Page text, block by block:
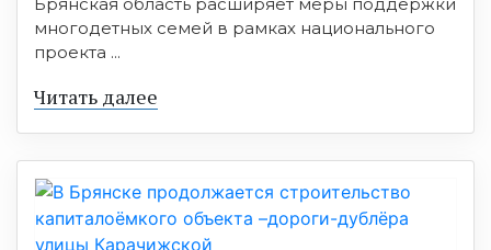
многодетных семей в рамках национального
проекта ...
Читать далее